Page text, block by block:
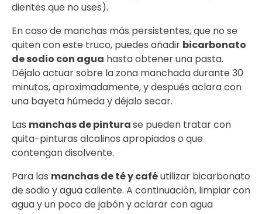
dientes que no uses).
En caso de manchas más persistentes, que no se
quiten con este truco, puedes añadir bicarbonato
de sodio con agua hasta obtener una pasta.
Déjalo actuar sobre la zona manchada durante 30
minutos, aproximadamente, y después aclara con
una bayeta húmeda y déjalo secar.
Las manchas de pinturase pueden tratar con
quita-pinturas alcalinos apropiados o que
contengan disolvente.
Para las manchas de té y caféutilizar bicarbonato
de sodio y agua caliente. A continuación, limpiar con
agua y un poco de jabón y aclarar con agua